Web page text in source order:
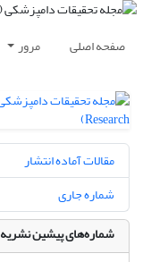
صفحه اصلی مرور
مقالات آماده انتشار
شماره جاری
شماره‌های پیشین نشریه